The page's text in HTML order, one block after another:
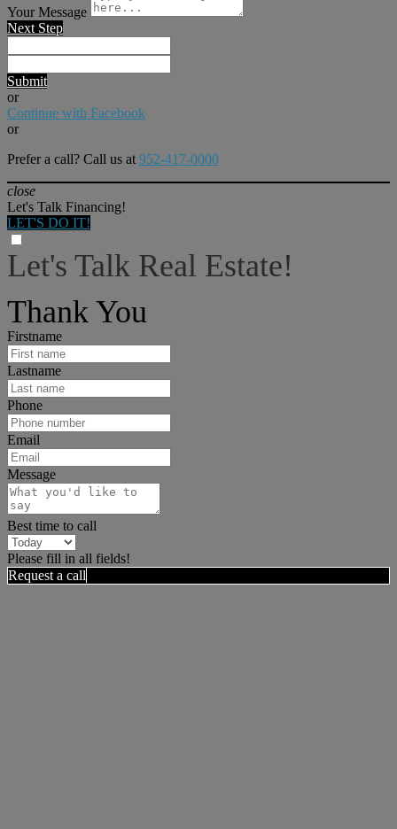
Your Message
Next Step
Submit
or
Continue with Facebook
or
Prefer a call? Call us at 952-417-0000
close
Let's Talk Financing!
LET'S DO IT!
Let's Talk Real Estate!
Thank You
Firstname
Lastname
Phone
Email
Message
Best time to call
Please fill in all fields!
Request a call